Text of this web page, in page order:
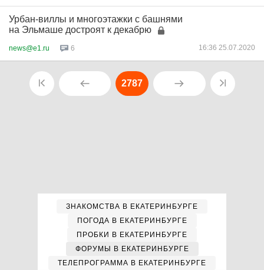
Урбан-виллы и многоэтажки с башнями
на Эльмаше достроят к декабрю
news@e1.ru 6 16:36 25.07.2020
2787
ЗНАКОМСТВА В ЕКАТЕРИНБУРГЕ
ПОГОДА В ЕКАТЕРИНБУРГЕ
ПРОБКИ В ЕКАТЕРИНБУРГЕ
ФОРУМЫ В ЕКАТЕРИНБУРГЕ
ТЕЛЕПРОГРАММА В ЕКАТЕРИНБУРГЕ